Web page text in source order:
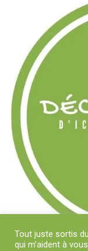
Tout juste sortis
qui m’aident à